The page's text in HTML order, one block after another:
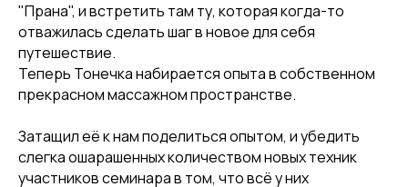
"Прана", и встретить там ту, которая когда-то
отважилась сделать шаг в новое для себя
путешествие.
Теперь Тонечка набирается опыта в собственном
прекрасном массажном пространстве.
Затащил её к нам поделиться опытом, и убедить
слегка ошарашенных количеством новых техник
участников семинара в том, что всё у них